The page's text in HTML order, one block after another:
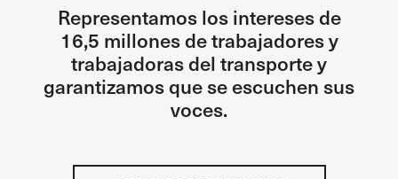
Representamos los intereses de
16,5 millones de trabajadores y
trabajadoras del transporte y
garantizamos que se escuchen sus
voces.